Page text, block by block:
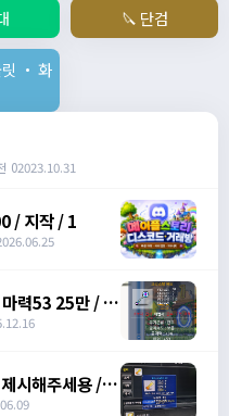
🔪 단검
・ 화
02023.10.31
/ 지작 / 1
력53 25만 / 마
250000 / 마력
o/sdHYKEcg
시해주세용 / 골
공격력60 /